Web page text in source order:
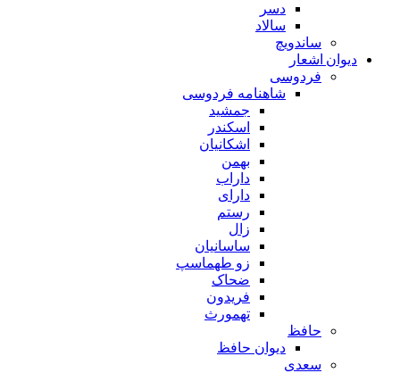
دسر
سالاد
ساندویچ
دیوان اشعار
فردوسی
شاهنامه فردوسی
جمشید
اسکندر
اشکانیان
بهمن
داراب
دارای
رستم
زال
ساسانیان
زو طهماسپ‏
ضحاک
فریدون
تهمورث
حافظ
دیوان حافظ
سعدی